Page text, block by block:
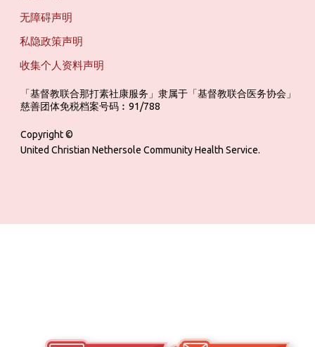
无障碍声明
私隐政策声明
收集个人资料声明
「基督教联合那打素社康服务」隶属于「基督教联合医务协会」
慈善团体免税档案号码︰91/788
Copyright ©
United Christian Nethersole Community Health Service.